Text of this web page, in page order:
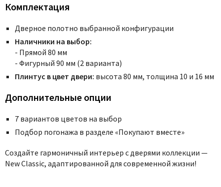
Комплектация
Дверное полотно выбранной конфигурации
Наличники на выбор:
- Прямой 80 мм
- Фигурный 90 мм (2 варианта)
Плинтус в цвет двери: высота 80 мм, толщина 10 и 16 мм
Дополнительные опции
7 вариантов цветов на выбор
Подбор погонажа в разделе «Покупают вместе»
Создайте гармоничный интерьер с дверями коллекции —
New Classic, адаптированной для современной жизни!